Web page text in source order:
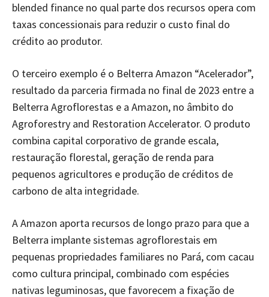
blended finance no qual parte dos recursos opera com
taxas concessionais para reduzir o custo final do
crédito ao produtor.
O terceiro exemplo é o Belterra Amazon “Acelerador”,
resultado da parceria firmada no final de 2023 entre a
Belterra Agroflorestas e a Amazon, no âmbito do
Agroforestry and Restoration Accelerator. O produto
combina capital corporativo de grande escala,
restauração florestal, geração de renda para
pequenos agricultores e produção de créditos de
carbono de alta integridade.
A Amazon aporta recursos de longo prazo para que a
Belterra implante sistemas agroflorestais em
pequenas propriedades familiares no Pará, com cacau
como cultura principal, combinado com espécies
nativas leguminosas, que favorecem a fixação de